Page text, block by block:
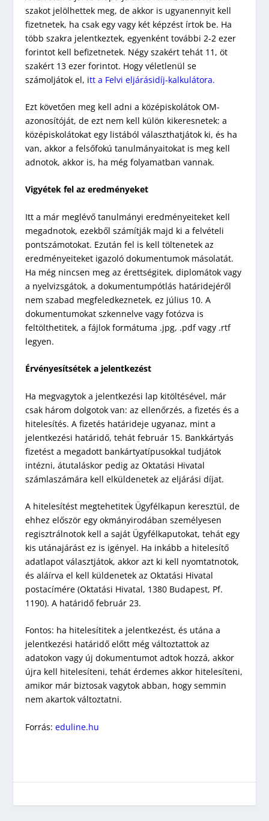
szakot jelölhettek meg, de akkor is ugyanennyit kell
fizetnetek, ha csak egy vagy két képzést írtok be. Ha
több szakra jelentkeztek, egyenként további 2-2 ezer
forintot kell befizetnetek. Négy szakért tehát 11, öt
szakért 13 ezer forintot. Hogy véletlenül se
számoljátok el, itt a Felvi eljárásidíj-kalkulátora.
Ezt követően meg kell adni a középiskolátok OM-
azonosítóját, de ezt nem kell külön kikeresnetek: a
középiskolátokat egy listából választhatjátok ki, és ha
van, akkor a felsőfokú tanulmányaitokat is meg kell
adnotok, akkor is, ha még folyamatban vannak.
Vigyétek fel az eredményeket
Itt a már meglévő tanulmányi eredményeiteket kell
megadnotok, ezekből számítják majd ki a felvételi
pontszámotokat. Ezután fel is kell töltenetek az
eredményeiteket igazoló dokumentumok másolatát.
Ha még nincsen meg az érettségitek, diplomátok vagy
a nyelvizsgátok, a dokumentumpótlás határidejéről
nem szabad megfeledkeznetek, ez július 10. A
dokumentumokat szkennelve vagy fotózva is
feltölthetitek, a fájlok formátuma .jpg, .pdf vagy .rtf
legyen.
Érvényesítsétek a jelentkezést
Ha megvagytok a jelentkezési lap kitöltésével, már
csak három dolgotok van: az ellenőrzés, a fizetés és a
hitelesítés. A fizetés határideje ugyanaz, mint a
jelentkezési határidő, tehát február 15. Bankkártyás
fizetést a megadott bankártyatípusokkal tudjátok
intézni, átutaláskor pedig az Oktatási Hivatal
számlaszámára kell elküldenetek az eljárási díjat.
A hitelesítést megtehetitek Ügyfélkapun keresztül, de
ehhez először egy okmányirodában személyesen
regisztrálnotok kell a saját Ügyfélkaputokat, tehát egy
kis utánajárást ez is igényel. Ha inkább a hitelesítő
adatlapot választjátok, akkor azt ki kell nyomtatnotok,
és aláírva el kell küldenetek az Oktatási Hivatal
postacímére (Oktatási Hivatal, 1380 Budapest, Pf.
1190). A határidő február 23.
Fontos: ha hitelesítitek a jelentkezést, és utána a
jelentkezési határidő előtt még változtattok az
adatokon vagy új dokumentumot adtok hozzá, akkor
újra kell hitelesíteni, tehát érdemes akkor hitelesíteni,
amikor már biztosak vagytok abban, hogy semmin
nem akartok változtatni.
Forrás:eduline.hu